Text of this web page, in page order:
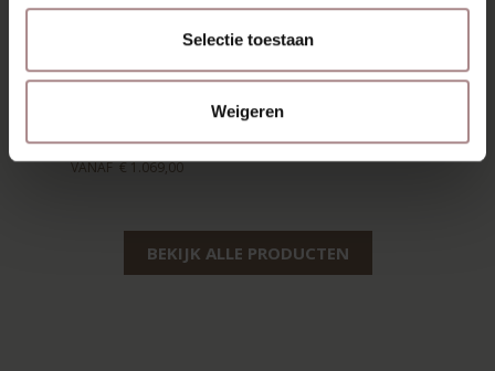
Selectie toestaan
Weigeren
FREDDI FAUTEUIL
| MOS
VANAF€ 1.069,00
BEKIJK ALLE PRODUCTEN